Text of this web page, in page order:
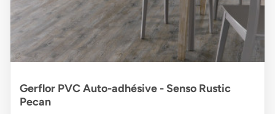
Gerflor PVC Auto-adhésive - Senso Rustic
Pecan